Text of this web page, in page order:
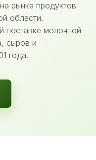
рынке продуктов
области.
поставке молочной
сыров и
года.